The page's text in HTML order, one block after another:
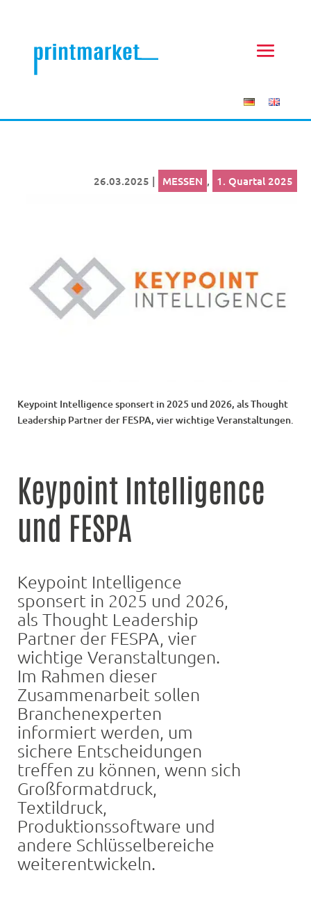
26.03.2025 | MESSEN , 1. Quartal 2025
Keypoint Intelligence sponsert in 2025 und 2026, als Thought
Leadership Partner der FESPA, vier wichtige Veranstaltungen.
Keypoint Intelligence
und FESPA
Keypoint Intelligence
sponsert in 2025 und 2026,
als Thought Leadership
Partner der FESPA, vier
wichtige Veranstaltungen.
Im Rahmen dieser
Zusammenarbeit sollen
Branchenexperten
informiert werden, um
sichere Entscheidungen
treffen zu können, wenn sich
Großformatdruck,
Textildruck,
Produktionssoftware und
andere Schlüsselbereiche
weiterentwickeln.